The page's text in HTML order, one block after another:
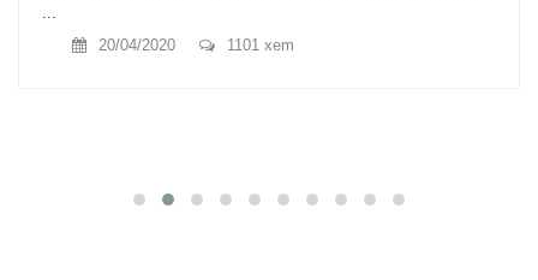
...
20/04/2020
1101 xem